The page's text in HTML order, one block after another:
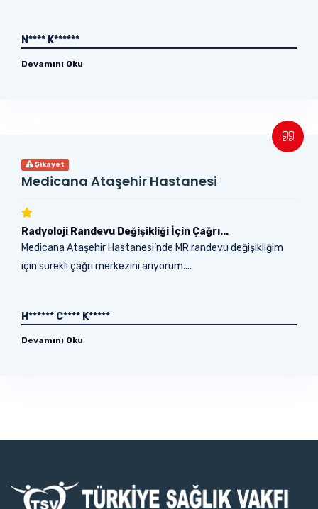
N**** K******
Devamını Oku
Şikayet
Medicana Ataşehir Hastanesi
Radyoloji Randevu Değişikliği İçin Çağrı...
Medicana Ataşehir Hastanesi’nde MR randevu değişikliğim
için sürekli çağrı merkezini arıyorum....
H****** C**** K*****
Devamını Oku